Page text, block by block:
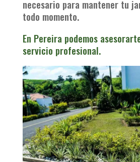
necesario para mantener tu
todo momento.
En Pereira podemos
servicio profesional.